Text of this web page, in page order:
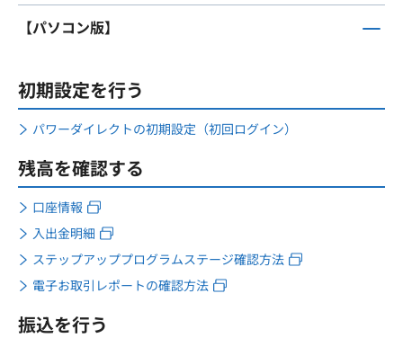
【パソコン版】
初期設定を行う
パワーダイレクトの初期設定（初回ログイン）
残高を確認する
口座情報
入出金明細
ステップアッププログラムステージ確認方法
電子お取引レポートの確認方法
振込を行う